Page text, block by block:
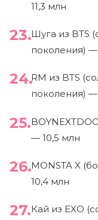
11,3 млн
Шуга из BTS
поколения) —
RM из BTS
поколения) —
— 10,5 млн
MONSTA X
10,4 млн
Кай из EXO